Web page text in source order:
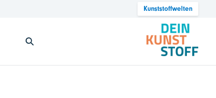
Kunststoffwelten